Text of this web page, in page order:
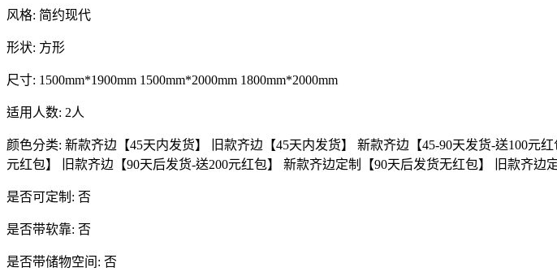
风格: 简约现代
形状: 方形
尺寸: 1500mm*1900mm 1500mm*2000mm 1800mm*2000mm
适用人数: 2人
颜色分类: 新款齐边【45天内发货】 旧款齐边【45天内发货】 新款齐边【45-90天发货-送100元
元红包】 旧款齐边【90天后发货-送200元红包】 新款齐边定制【90天后发货无红包】 旧款齐边
是否可定制: 否
是否带软靠: 否
是否带储物空间: 否